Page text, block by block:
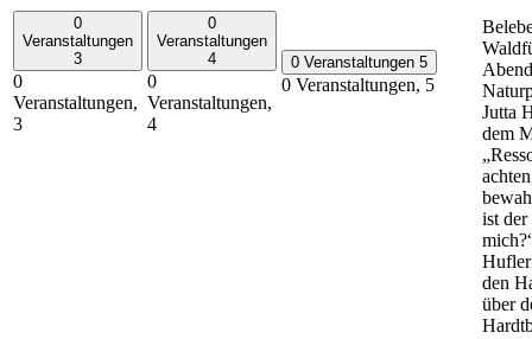
0
Veranstaltungen
3
0
Veranstaltungen,
3
0
Veranstaltungen
4
0
Veranstaltungen,
4
0 Veranstaltungen 5
0 Veranstaltungen, 5
Jutta
dem
ist
den
über